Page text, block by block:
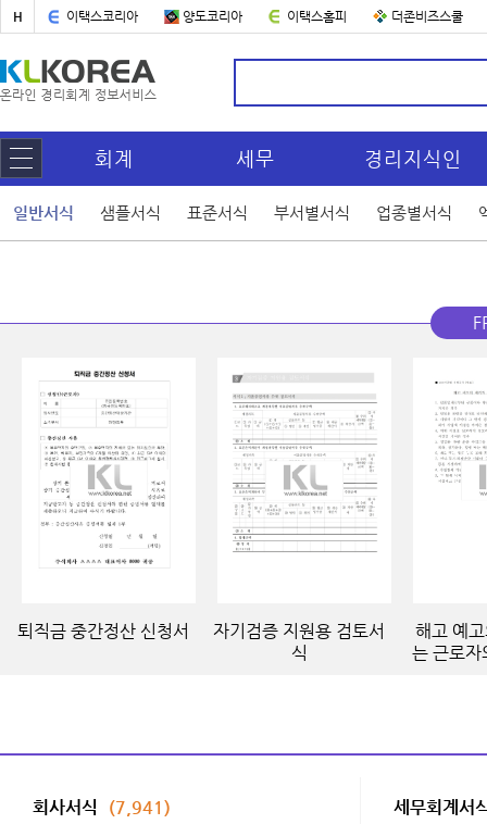
H 이택스코리아 양도코리아 이택스홈피 더존비즈스쿨
회계 세무 경리지식인
일반서식 샘플서식 표준서식 부서별서식 업종별서식
퇴직금 중간정산 신청서
자기검증 지원용 검토서
식
해고 예
는 근로자
회사서식
(7,941)
세무회계서